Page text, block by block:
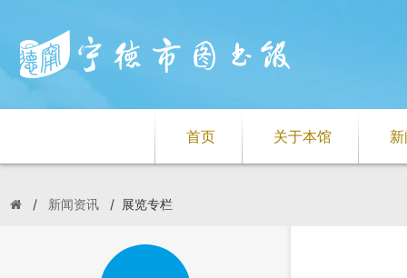
首页 关于本馆
/ 新闻资讯 / 展览专栏